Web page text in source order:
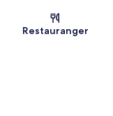
Restauranger